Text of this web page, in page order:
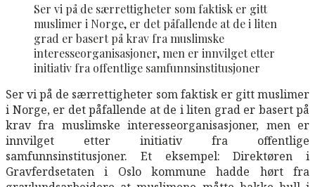
Ser vi på de særrettigheter som faktisk er gitt
muslimer i Norge, er det påfallende at de i liten
grad er basert på krav fra muslimske
interesseorganisasjoner, men er innvilget etter
initiativ fra offentlige samfunnsinstitusjoner
Ser vi på de særrettigheter som faktisk er gitt muslimer
i Norge, er det påfallende at de i liten grad er basert på
krav fra muslimske interesseorganisasjoner, men er
innvilget etter initiativ fra offentlige
samfunnsinstitusjoner. Et eksempel: Direktøren i
Gravferdsetaten i Oslo kommune hadde hørt fra